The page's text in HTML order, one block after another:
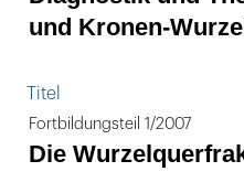
und Kronen-
Titel
Fortbildungsteil 1/2007
Die